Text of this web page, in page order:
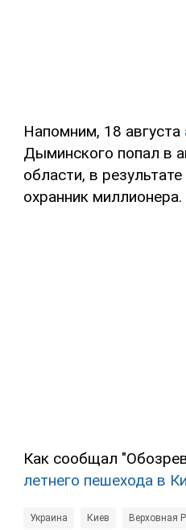
Напомним, 18 августа
Дыминского попал в
области, в
охранник
Как сообщал
летнего пешехода в
Украина Киев Верховная